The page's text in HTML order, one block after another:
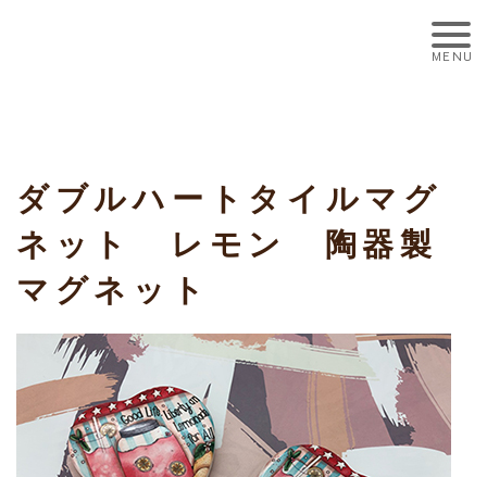
ダブルハートタイルマグ
ネット レモン 陶器製
マグネット